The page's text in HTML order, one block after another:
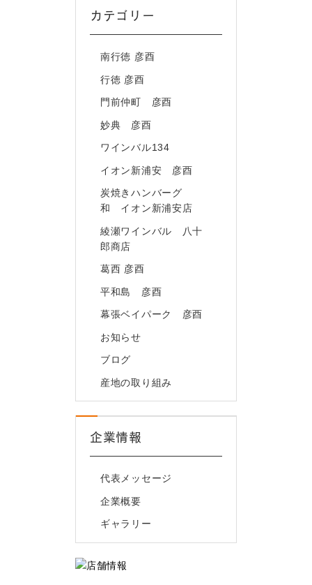
カテゴリー
南行徳 彦酉
行徳 彦酉
門前仲町 彦酉
妙典 彦酉
ワインバル134
イオン新浦安 彦酉
炭焼きハンバーグ
和 イオン新浦安店
綾瀬ワインバル 八十
郎商店
葛西 彦酉
平和島 彦酉
幕張ベイパーク 彦酉
お知らせ
ブログ
産地の取り組み
企業情報
代表メッセージ
企業概要
ギャラリー